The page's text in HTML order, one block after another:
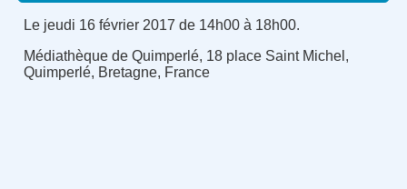
Le jeudi 16 février 2017 de 14h00 à 18h00.
Médiathèque de Quimperlé, 18 place Saint Michel,
Quimperlé, Bretagne, France